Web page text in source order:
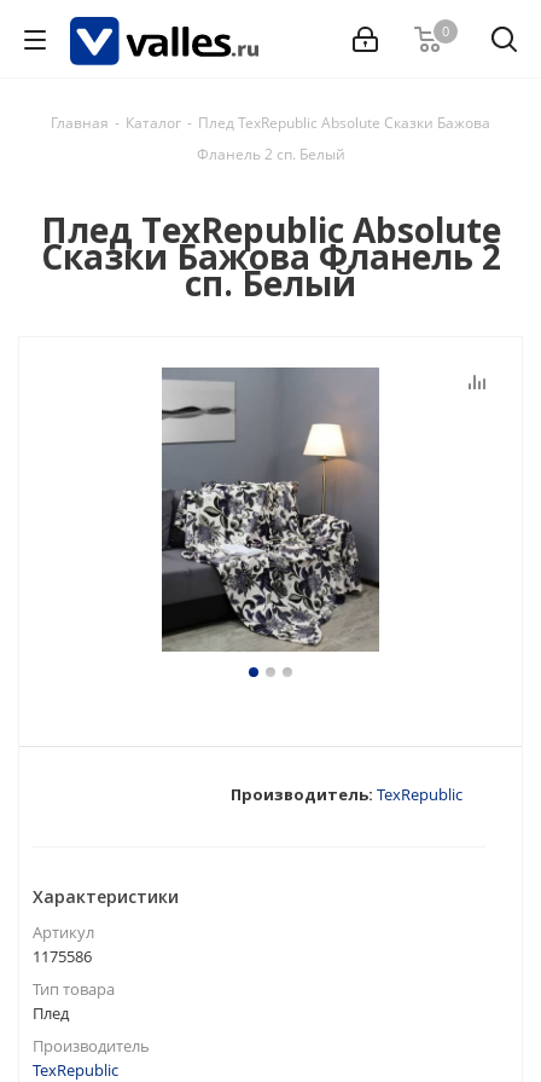
0
Главная - Каталог - Плед TexRepublic Absolute Сказки Бажова
Фланель 2 сп. Белый
Плед TexRepublic Absolute
Сказки Бажова Фланель 2
сп. Белый
Производитель: TexRepublic
Характеристики
Артикул
1175586
Тип товара
Плед
Производитель
TexRepublic